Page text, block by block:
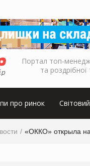
Портал топ-
та роздрібної
про ринок
«ОККО» открыла